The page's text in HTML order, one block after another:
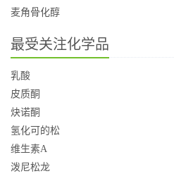
麦角骨化醇
最受关注化学品
乳酸
皮质酮
炔诺酮
氢化可的松
维生素A
泼尼松龙